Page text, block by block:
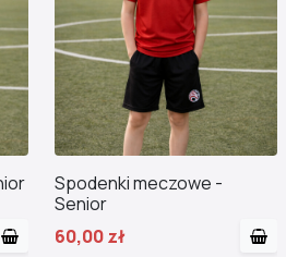
Spodenki meczowe -
Senior
60,00 zł